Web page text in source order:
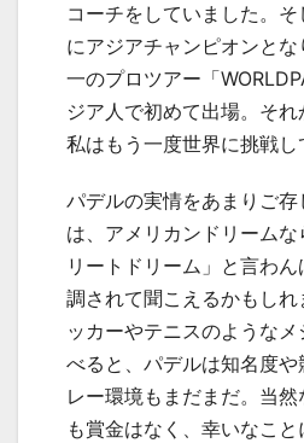
コーチをしていました。
にアジアチャンピオンと
一のプロツアー「
ジア人で初めて出場。それ
私はもう一度世界に挑戦し
パデルの実情をあまりご存
は、アメリカンドリーム
リートドリーム」と言わ
調されて聞こえるかもし
ッカーやテニスのような
べると、パデルは知名度
レー環境もまだまだ。当
も賞金はなく、幸いなこ